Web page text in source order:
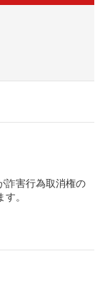
詐害行為取消権の
。